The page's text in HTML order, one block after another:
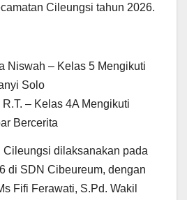
Cileungsi tahun 2026.
Niswah – Kelas 5 Mengikuti
Solo
– Kelas 4A Mengikuti
Bercerita
Cileungsi dilaksanakan pada
di SDN Cibeureum, dengan
Fifi Ferawati, S.Pd. Wakil